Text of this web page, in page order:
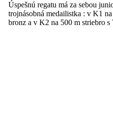
Úspešnú regatu má za sebou
trojnásobná medailistka : v K1
bronz a v K2 na 500 m striebro